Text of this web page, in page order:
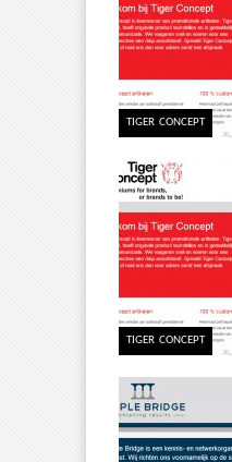
TIGER CONCEPT
TIGER CONCEPT